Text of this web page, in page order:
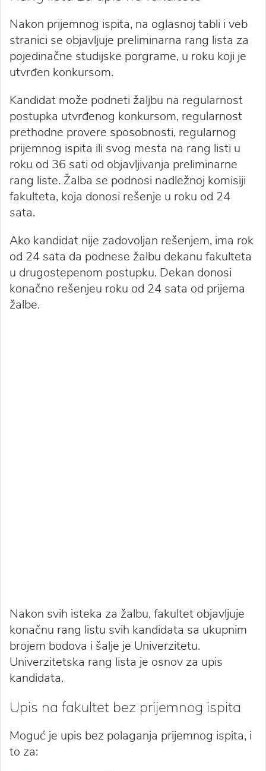
Nakon prijemnog ispita, na oglasnoj tabli i veb
stranici se objavljuje preliminarna rang lista za
pojedinačne studijske porgrame, u roku koji je
utvrđen konkursom.
Kandidat može podneti žaljbu na regularnost
postupka utvrđenog konkursom, regularnost
prethodne provere sposobnosti, regularnog
prijemnog ispita ili svog mesta na rang listi u
roku od 36 sati od objavljivanja preliminarne
rang liste. Žalba se podnosi nadležnoj komisiji
fakulteta, koja donosi rešenje u roku od 24
sata.
Ako kandidat nije zadovoljan rešenjem, ima rok
od 24 sata da podnese žalbu dekanu fakulteta
u drugostepenom postupku. Dekan donosi
konačno rešenjeu roku od 24 sata od prijema
žalbe.
Nakon svih isteka za žalbu, fakultet objavljuje
konačnu rang listu svih kandidata sa ukupnim
brojem bodova i šalje je Univerzitetu.
Univerzitetska rang lista je osnov za upis
kandidata.
Upis na fakultet bez prijemnog ispita
Moguć je upis bez polaganja prijemnog ispita, i
to za: